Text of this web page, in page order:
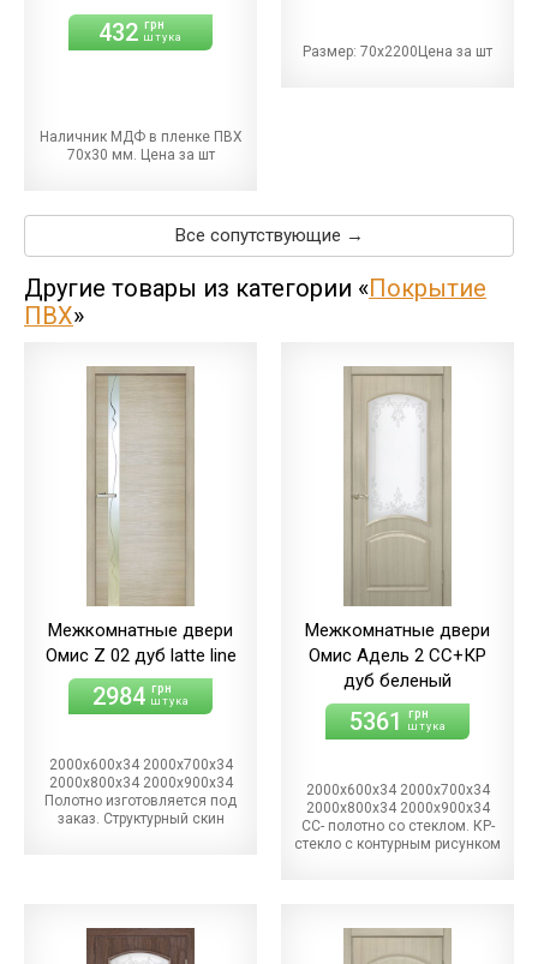
432 грн
штука
Наличник МДФ в пленке ПВХ
70х30 мм. Цена за шт
Размер: 70х2200Цена за шт
Все сопутствующие →
Другие товары из категории «Покрытие
ПВХ»
Межкомнатные двери
Омис Z 02 дуб latte line
2984 грн
штука
2000х600х34 2000х700х34
2000х800х34 2000х900х34
Полотно изготовляется под
заказ. Структурный скин
Межкомнатные двери
Омис Адель 2 СС+КР
дуб беленый
5361 грн
штука
2000х600х34 2000х700х34
2000х800х34 2000х900х34
СС- полотно со стеклом. КР-
стекло с контурным рисунком